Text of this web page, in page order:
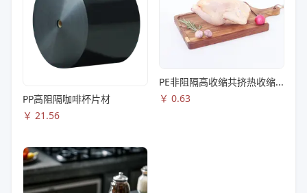
PP高阻隔咖啡杯片材
￥ 21.56
PE非阻隔高收缩共挤热收缩膜S83
￥ 0.63